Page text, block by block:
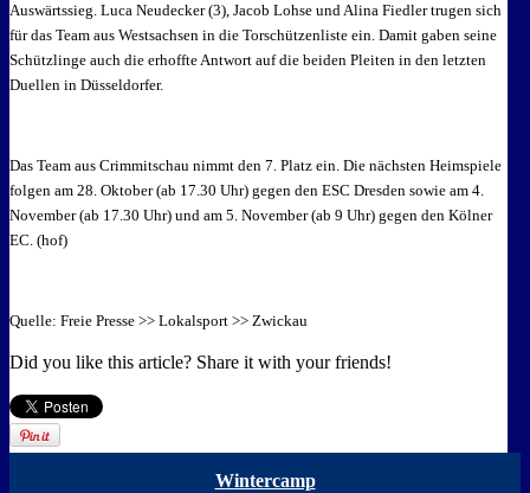
Auswärtssieg. Luca Neudecker (3), Jacob Lohse und Alina Fiedler trugen sich
für das Team aus Westsachsen in die Torschützenliste ein. Damit gaben seine
Schützlinge auch die erhoffte Antwort auf die beiden Pleiten in den letzten
Duellen in Düsseldorfer.
Das Team aus Crimmitschau nimmt den 7. Platz ein. Die nächsten Heimspiele
folgen am 28. Oktober (ab 17.30 Uhr) gegen den ESC Dresden sowie am 4.
November (ab 17.30 Uhr) und am 5. November (ab 9 Uhr) gegen den Kölner
EC. (hof)
Quelle: Freie Presse >> Lokalsport >> Zwickau
Did you like this article? Share it with your friends!
Wintercamp